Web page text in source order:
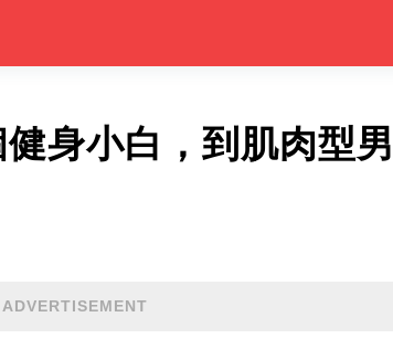
身小白，到肌肉型
ADVERTISEMENT